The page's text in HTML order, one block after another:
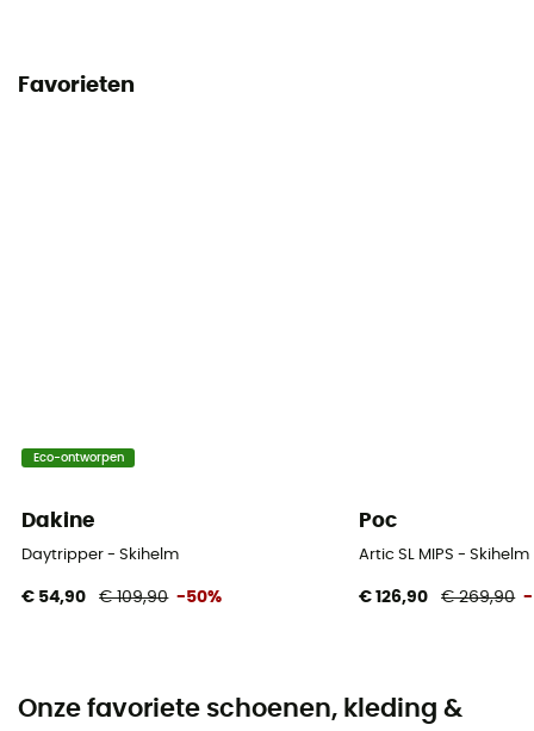
Favorieten
Eco-ontworpen
Dakine
Daytripper - Skihelm
€ 54,90 € 109,90 -50%
Poc
Artic SL MIPS - Skihelm
€ 126,90 € 269,90 -
Onze favoriete schoenen, kleding &